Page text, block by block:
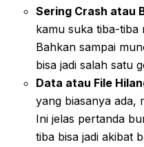
Sering Crash atau
kamu suka tiba-tiba
Bahkan sampai
bisa jadi salah satu
Data atau File
yang biasanya ada,
Ini jelas pertanda
tiba bisa jadi akibat